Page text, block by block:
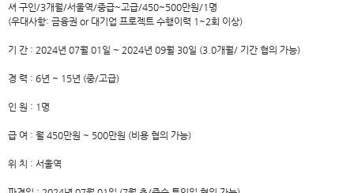
셔 구인/3개월/서울역/중급~고급/450~500만원/1명
(우대사항: 금융권 or 대기업 프로젝트 수행이력 1~2회 이상)
기 간 : 2024년 07월 01일 ~ 2024년 09월 30일 (3.0개월/ 기간 협의 가능)
경 력 : 6년 ~ 15년 (중/고급)
인 원 : 1명
급 여 : 월 450만원 ~ 500만원 (비용 협의 가능)
위 치 : 서울역